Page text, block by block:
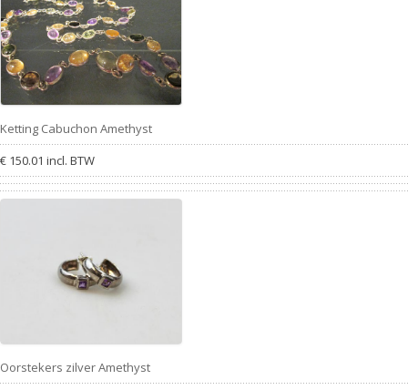
Ketting Cabuchon Amethyst
€ 150.01 incl. BTW
Oorstekers zilver Amethyst